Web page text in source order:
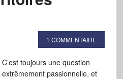
1 COMMENTAIRE
C’est toujours une question
extrêmement passionnelle, et